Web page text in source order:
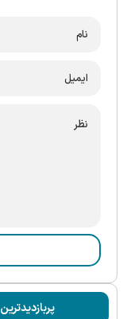
پربازدیدترین